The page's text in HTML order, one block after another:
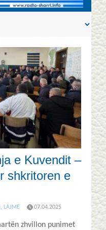
e Kuvendit –
shkritoren e
, LAJME 07.04.2025
zhvillon punimet